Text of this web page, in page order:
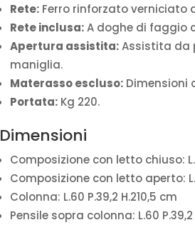
Rete: Ferro rinforzato verniciato
Rete inclusa:A doghe di faggio
Apertura assistita:Assistita da
maniglia.
Materasso escluso: Dimensioni
Portata: Kg 220.
Dimensioni
Composizione con letto chiuso:
Composizione con letto aperto:
Colonna: L.60 P.39,2 H.210,5 cm
Pensile sopra colonna: L.60